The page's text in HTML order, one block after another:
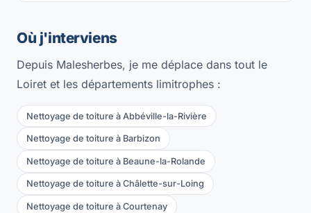
Où j'interviens
Depuis Malesherbes, je me déplace dans tout le
Loiret et les départements limitrophes :
Nettoyage de toiture à Abbéville-la-Rivière
Nettoyage de toiture à Barbizon
Nettoyage de toiture à Beaune-la-Rolande
Nettoyage de toiture à Châlette-sur-Loing
Nettoyage de toiture à Courtenay